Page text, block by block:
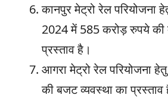
कानपुर मेट्रो रेल परियोजना
2024 में 585 करोड़ रुपये की
प्रस्ताव है।
आगरा मेट्रो रेल परियोजना
की बजट व्यवस्था का प्रस्ताव